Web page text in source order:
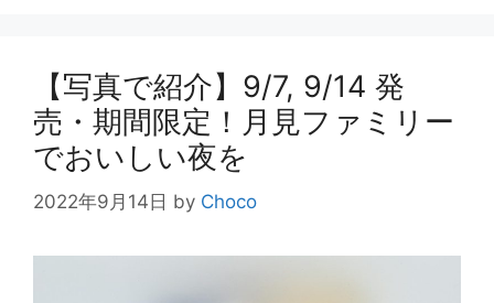
【写真で紹介】9/7, 9/14 発
売・期間限定！月見ファミリー
でおいしい夜を
2022年9月14日 by Choco